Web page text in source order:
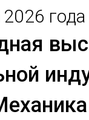
2026 года